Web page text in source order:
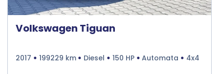
Volkswagen Tiguan
2017 199229 km Diesel 150 HP Automata 4x4